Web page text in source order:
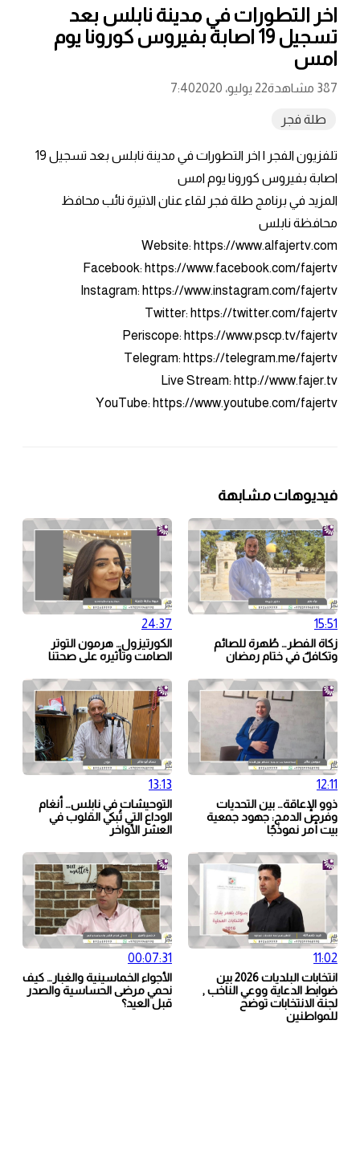
اخر التطورات في مدينة نابلس بعد
تسجيل 19 اصابة بفيروس كورونا يوم
امس
387 مشاهدة 22 يوليو، 2020 7:40
طلة فجر
تلفزيون الفجر | اخر التطورات في مدينة نابلس بعد تسجيل 19
اصابة بفيروس كورونا يوم امس
المزيد في برنامج طلة فجر لقاء عنان الاتيرة نائب محافظ
محافظة نابلس
Website: https://www.alfajertv.com
Facebook: https://www.facebook.com/fajertv
Instagram: https://www.instagram.com/fajertv
Twitter: https://twitter.com/fajertv
Periscope: https://www.pscp.tv/fajertv
Telegram: https://telegram.me/fajertv
Live Stream: http://www.fajer.tv
YouTube: https://www.youtube.com/fajertv
فيديوهات مشابهة
15:51
زكاة الفطر… طُهرة للصائم
وتكافلٌ في ختام رمضان
24:37
الكورتيزول… هرمون التوتر
الصامت وتأثيره على صحتنا
12:11
ذوو الإعاقة… بين التحديات
وفرص الدمج: جهود جمعية
بيت أمر نموذجًا
13:13
التوحيشات في نابلس… أنغام
الوداع التي تُبكي القلوب في
العشر الأواخر
11:02
انتخابات البلديات 2026 بين
ضوابط الدعاية ووعي الناخب ,
لجنة الانتخابات توضح
للمواطنين
00:07:31
الأجواء الخماسينية والغبار… كيف
نحمي مرضى الحساسية والصدر
قبل العيد؟